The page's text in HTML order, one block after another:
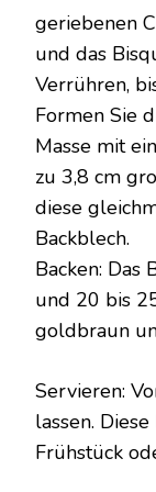
geriebenen
und das
Verrühren,
Formen Sie
Masse mit
zu 3,8 cm
diese
Backblech.
Backen: Das
und 20 bis
goldbraun
Servieren:
lassen.
Frühstück